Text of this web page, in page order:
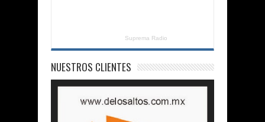
Suprema Radio
NUESTROS CLIENTES